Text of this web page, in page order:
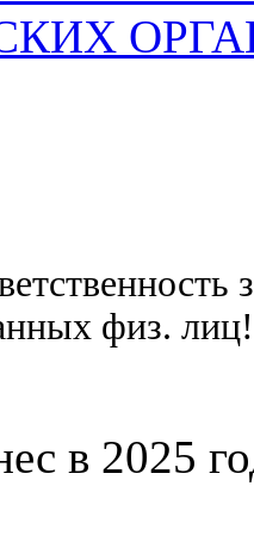
физ.
в 2025